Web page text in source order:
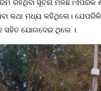
ରହିଥିବା ସୂଚନା
କଥା ମଧ୍ୟ କହିଥିଲେ।
ସହିତ ଯୋଗଦେଇ ଥିଲେ ।